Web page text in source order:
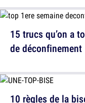
10 règles de la
15 trucs qu’on a
de déconfinement